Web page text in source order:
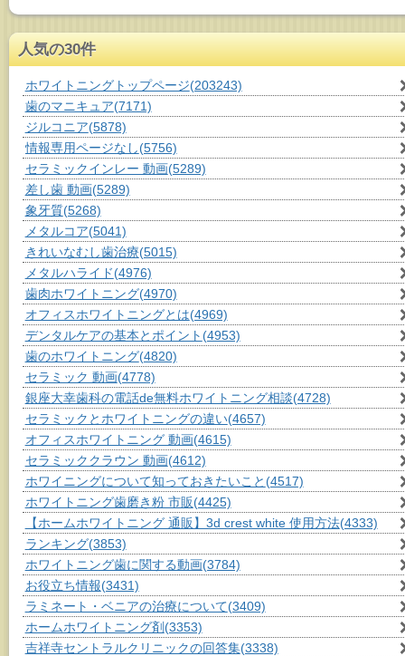
人気の30件
ホワイトニングトップページ(203243)
歯のマニキュア(7171)
ジルコニア(5878)
情報専用ページなし(5756)
セラミックインレー 動画(5289)
差し歯 動画(5289)
象牙質(5268)
メタルコア(5041)
きれいなむし歯治療(5015)
メタルハライド(4976)
歯肉ホワイトニング(4970)
オフィスホワイトニングとは(4969)
デンタルケアの基本とポイント (4953)
歯のホワイトニング(4820)
セラミック 動画(4778)
銀座大幸歯科の電話de無料ホワイトニング相談(4728)
セラミックとホワイトニングの違い(4657)
オフィスホワイトニング 動画(4615)
セラミッククラウン 動画(4612)
ホワイニングについて知っておきたいこと (4517)
ホワイトニング歯磨き粉 市販(4425)
【ホームホワイトニング 通販】3d crest white 使用方法(4333)
ランキング(3853)
ホワイトニング歯に関する動画(3784)
お役立ち情報(3431)
ラミネート・ベニアの治療について(3409)
ホームホワイトニング剤 (3353)
吉祥寺セントラルクリニックの回答集(3338)